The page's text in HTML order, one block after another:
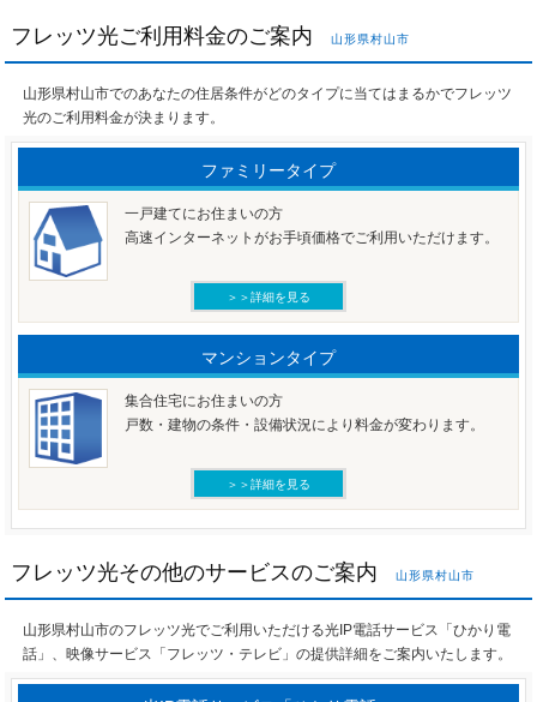
フレッツ光ご利用料金のご案内 山形県村山市
山形県村山市でのあなたの住居条件がどのタイプに当てはまるかでフレッツ
光のご利用料金が決まります。
ファミリータイプ
一戸建てにお住まいの方
高速インターネットがお手頃価格でご利用いただけます。
＞＞詳細を見る
マンションタイプ
集合住宅にお住まいの方
戸数・建物の条件・設備状況により料金が変わります。
＞＞詳細を見る
フレッツ光その他のサービスのご案内 山形県村山市
山形県村山市のフレッツ光でご利用いただける光IP電話サービス「ひかり電
話」、映像サービス「フレッツ・テレビ」の提供詳細をご案内いたします。